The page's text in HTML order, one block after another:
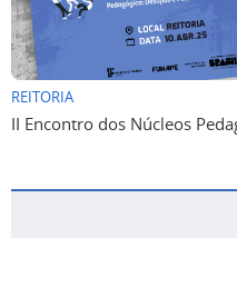
REITORIA
II Encontro dos Núcleos